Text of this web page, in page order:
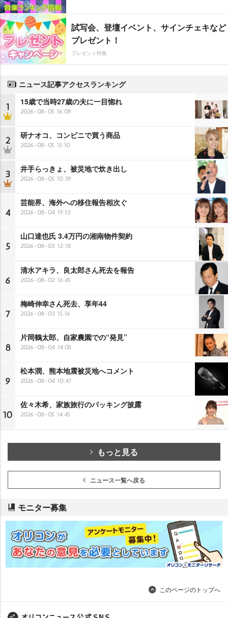
試写会、登壇イベント、サインチェキなど
プレゼント！
プレゼント特集
ニュース記事アクセスランキング
1 15歳で当時27歳の夫に一目惚れ
2026-08-05 16:09
2 研ナオコ、コンビニで買う商品
2026-08-05 15:10
3 井手らっきょ、被災地で炊き出し
2026-08-05 10:39
4
芸能界、海外への移住報告相次ぐ
2026-08-04 19:53
5
山口達也氏 3.4万円の湘南物件契約
2026-08-03 12:18
6
清水アキラ、良太郎さん死去を報告
2026-08-02 16:45
7
梅崎伸幸さん死去、享年44
2026-08-03 15:16
8
片岡鶴太郎、自家農園での“発見”
2026-08-04 14:05
9
松本潤、熊本地震被災地へコメント
2026-08-04 10:47
10
佐々木希、家族旅行のパッキング披露
2026-08-05 14:45
もっと見る
ニュース一覧へ戻る
モニター募集
このページのトップへ